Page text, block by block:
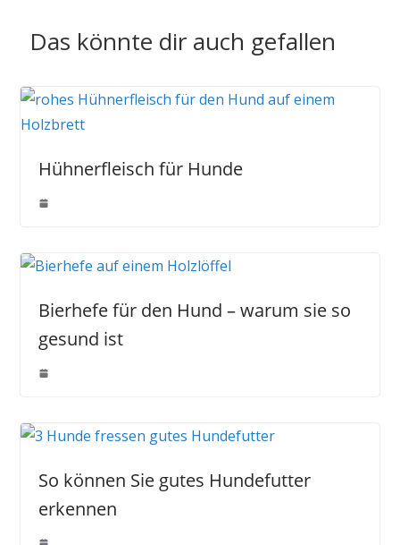
Das könnte dir auch gefallen
Hühnerfleisch für Hunde
Bierhefe für den Hund – warum sie so
gesund ist
So können Sie gutes Hundefutter
erkennen